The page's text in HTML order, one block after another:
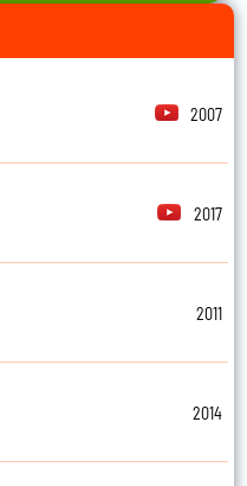
2007
2017
2011
2014